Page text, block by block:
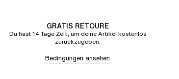
GRATIS RETOURE
Du hast 14 Tage Zeit, um deine Artikel kostenlos
zurückzugeben.
Bedingungen ansehen